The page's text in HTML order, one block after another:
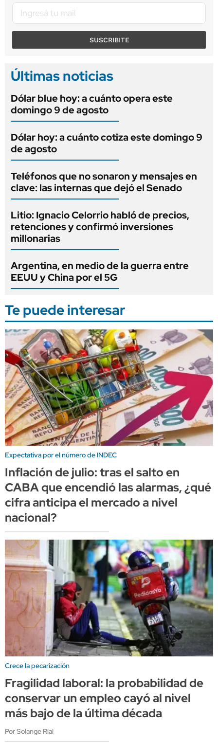
SUSCRIBITE
Últimas noticias
Dólar blue hoy: a cuánto opera este
domingo 9 de agosto
Dólar hoy: a cuánto cotiza este domingo 9
de agosto
Teléfonos que no sonaron y mensajes en
clave: las internas que dejó el Senado
Litio: Ignacio Celorrio habló de precios,
retenciones y confirmó inversiones
millonarias
Argentina, en medio de la guerra entre
EEUU y China por el 5G
Te puede interesar
Expectativa por el número de INDEC
Inflación de julio: tras el salto en
CABA que encendió las alarmas, ¿qué
cifra anticipa el mercado a nivel
nacional?
Crece la pecarización
Fragilidad laboral: la probabilidad de
conservar un empleo cayó al nivel
más bajo de la última década
Por Solange Rial